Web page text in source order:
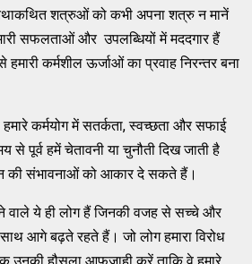
तथाकथित शत्रुओं को कभी अपना शत्रु न मानें
सफलताओं और उपलब्धियों में मददगार हैं
हमारी कर्मशील ऊर्जाओं का प्रवाह निरन्तर बना
कर्मयोग में सतर्कता, स्वच्छता और सफाई
से पूर्व हमें चेतावनी या चुनौती दिख जाती है
की संभावनाओं को आकार दे सकते हैं।
वाले ये ही लोग हैं जिनकी वजह से सच्चे और
आगे बढ़ते रहते हैं। जो लोग हमारा विरोध